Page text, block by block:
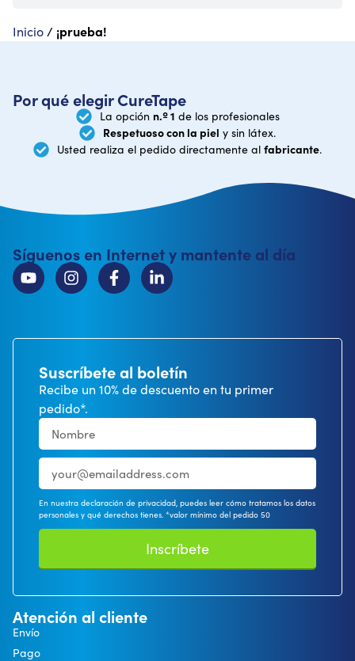
Inicio / ¡prueba!
Por qué elegir CureTape
La opción n.º 1 de los profesionales
Respetuoso con la piel y sin látex.
Usted realiza el pedido directamente al fabricante.
Síguenos en Internet y mantente al día
Suscríbete al boletín
Recibe un 10% de descuento en tu primer
pedido*.
En nuestra declaración de privacidad, puedes leer cómo tratamos los datos
personales y qué derechos tienes. *valor mínimo del pedido 50
Inscríbete
Atención al cliente
Envío
Pago